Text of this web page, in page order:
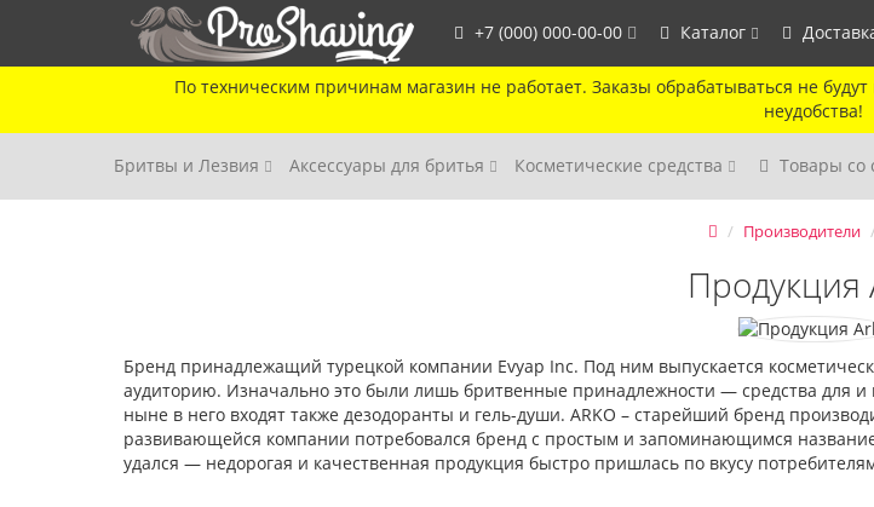
По техническим причинам магазин не работает. Заказы обрабатываться не
неудобства!
+7 (000) 000-00-00 Каталог
Бритвы и Лезвия Аксессуары для бритья Косметические средства Товары со
Производители
Продукция
Бренд принадлежащий турецкой компании Evyap Inc. Под ним выпускается
аудиторию. Изначально это были лишь бритвенные принадлежности — средства для
ныне в него входят также дезодоранты и гель-души. ARKO – старейший бренд
развивающейся компании потребовался бренд с простым и запоминающимся
удался — недорогая и качественная продукция быстро пришлась по вкусу